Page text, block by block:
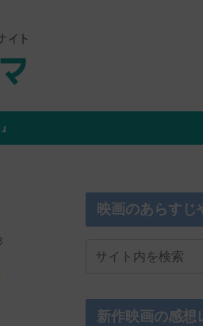
映画のあらすじ
新作映画の感想